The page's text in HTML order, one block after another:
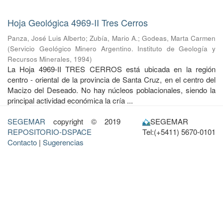
Hoja Geológica 4969-II Tres Cerros
Panza, José Luis Alberto;Zubía, Mario A.; Godeas, Marta Carmen
(Servicio Geológico Minero Argentino. Instituto de Geología y
Recursos Minerales, 1994)
La Hoja 4969-II TRES CERROS está ubicada en la región
centro - oriental de la provincia de Santa Cruz, en el centro del
Macizo del Deseado. No hay núcleos poblacionales, siendo la
principal actividad económica la cría ...
SEGEMAR copyright © 2019
REPOSITORIO-DSPACE
Contacto | Sugerencias
SEGEMAR
Tel:(+5411) 5670-0101